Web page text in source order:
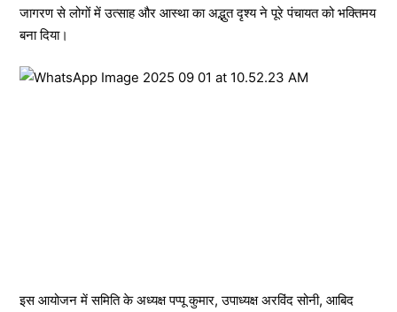
जागरण से लोगों में उत्साह और आस्था का अद्भुत दृश्य ने पूरे पंचायत को भक्तिमय
बना दिया।
इस आयोजन में समिति के अध्यक्ष पप्पू कुमार, उपाध्यक्ष अरविंद सोनी, आबिद